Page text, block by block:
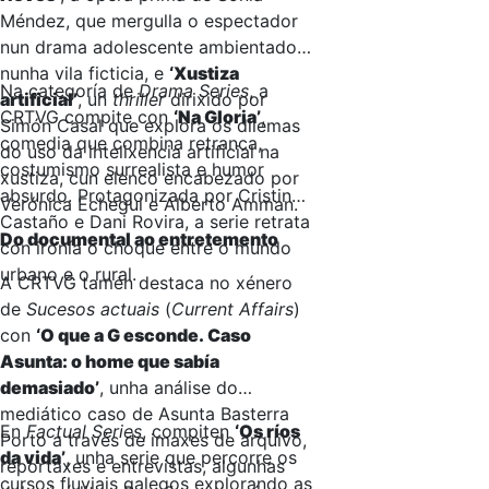
Méndez, que mergulla o espectador
nun drama adolescente ambientado
nunha vila ficticia, e ‘Xustiza
artificial’, un thrillerdirixido por
Simón Casal que explora os dilemas
do uso da intelixencia artificial na
xustiza, cun elenco encabezado por
Verónica Echegui e Alberto Amman.
Na categoría deDrama Series, a
CRTVG compite con‘Na Gloria’,
comedia que combina retranca,
costumismo surrealista e humor
absurdo. Protagonizada por Cristina
Castaño e Dani Rovira, a serie retrata
con ironía o choque entre o mundo
urbano e o rural.
Do documental ao entretemento
A CRTVG tamén destaca no xénero
de Sucesos actuais (Current Affairs)
con ‘O que a G esconde. Caso
Asunta: o home que sabía
demasiado’, unha análise do
mediático caso de Asunta Basterra
Porto a través de imaxes de arquivo,
reportaxes e entrevistas, algunhas
EnFactual Series, compiten‘Os ríos
da vida’, unha serie que percorre os
cursos fluviais galegos explorando as